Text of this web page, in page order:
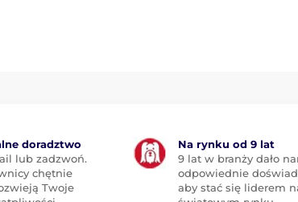
doradztwo
lub zadzwoń.
chętnie
Twoje
Na rynku od 9 lat
9 lat w branży dało
odpowiednie
aby stać się liderem